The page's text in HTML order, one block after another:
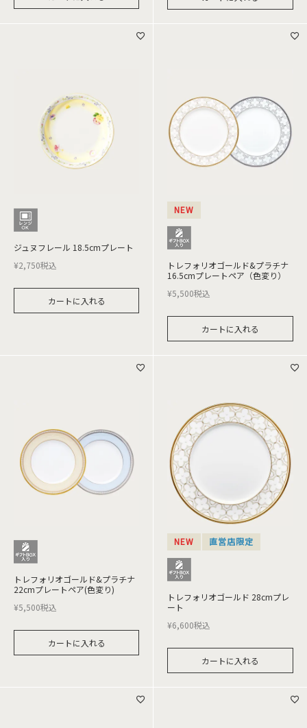
ジュヌフレール 18.5cmプレート
¥2,750税込
カートに入れる
NEW
トレフォリオゴールド&プラチナ
16.5cmプレートペア（色変り）
¥5,500税込
カートに入れる
トレフォリオゴールド&プラチナ
22cmプレートペア(色変り)
¥5,500税込
カートに入れる
NEW 直営店限定
トレフォリオゴールド 28cmプレ
ート
¥6,600税込
カートに入れる